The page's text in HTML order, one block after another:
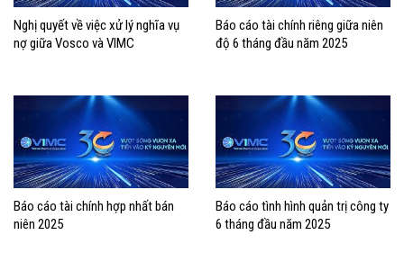
Nghị quyết về việc xử lý nghĩa vụ
nợ giữa Vosco và VIMC
Báo cáo tài chính riêng giữa niên
độ 6 tháng đầu năm 2025
Báo cáo tài chính hợp nhất bán
niên 2025
Báo cáo tình hình quản trị công ty
6 tháng đầu năm 2025